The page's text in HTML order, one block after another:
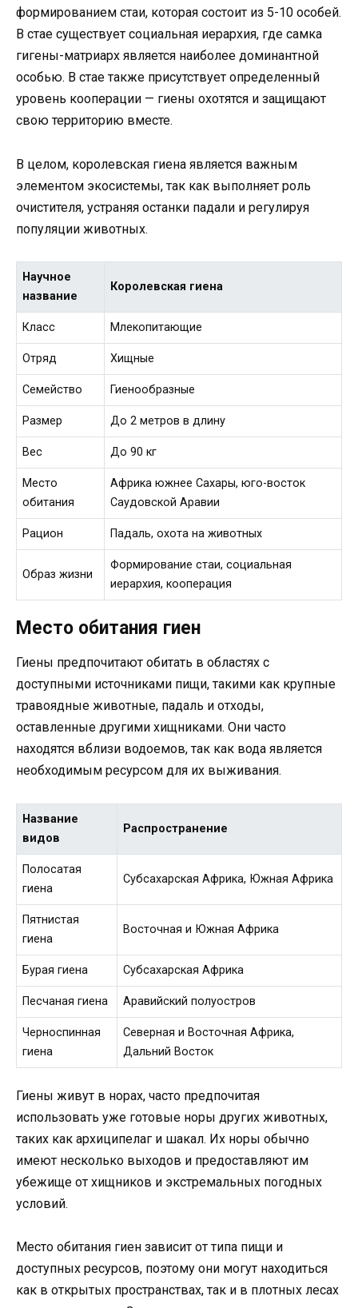
формированием стаи, которая состоит из 5-10 особей.
В стае существует социальная иерархия, где самка
гигены-матриарх является наиболее доминантной
особью. В стае также присутствует определенный
уровень кооперации — гиены охотятся и защищают
свою территорию вместе.
В целом, королевская гиена является важным
элементом экосистемы, так как выполняет роль
очистителя, устраняя останки падали и регулируя
популяции животных.
Научное
название
Королевская гиена
Класс Млекопитающие
Отряд Хищные
Семейство Гиенообразные
Размер До 2 метров в длину
Вес До 90 кг
Место
обитания
Африка южнее Сахары, юго-восток
Саудовской Аравии
Рацион Падаль, охота на животных
Образ жизни
Формирование стаи, социальная
иерархия, кооперация
Место обитания гиен
Гиены предпочитают обитать в областях с
доступными источниками пищи, такими как крупные
травоядные животные, падаль и отходы,
оставленные другими хищниками. Они часто
находятся вблизи водоемов, так как вода является
необходимым ресурсом для их выживания.
Название
видов
Распространение
Полосатая
гиена
Субсахарская Африка, Южная Африка
Пятнистая
гиена
Восточная и Южная Африка
Бурая гиена Субсахарская Африка
Песчаная гиена Аравийский полуостров
Черноспинная
гиена
Северная и Восточная Африка,
Дальний Восток
Гиены живут в норах, часто предпочитая
использовать уже готовые норы других животных,
таких как архиципелаг и шакал. Их норы обычно
имеют несколько выходов и предоставляют им
убежище от хищников и экстремальных погодных
условий.
Место обитания гиен зависит от типа пищи и
доступных ресурсов, поэтому они могут находиться
как в открытых пространствах, так и в плотных лесах